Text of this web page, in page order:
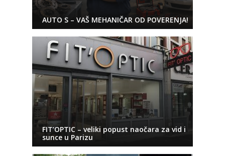
AUTO S – VAŠ MEHANIČAR OD POVERENJA!
FIT’OPTIC – veliki popust naočara za vid i
sunce u Parizu